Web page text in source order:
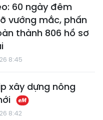
60 ngày đêm
vướng mắc, phấn
thành 806 hồ sơ
8:45
xây dựng nông
8:42